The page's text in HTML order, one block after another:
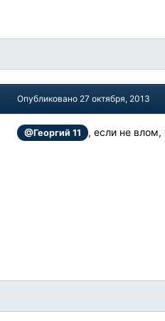
Опубликовано 27 октября, 2013
@Георгий 11 , если не влом,